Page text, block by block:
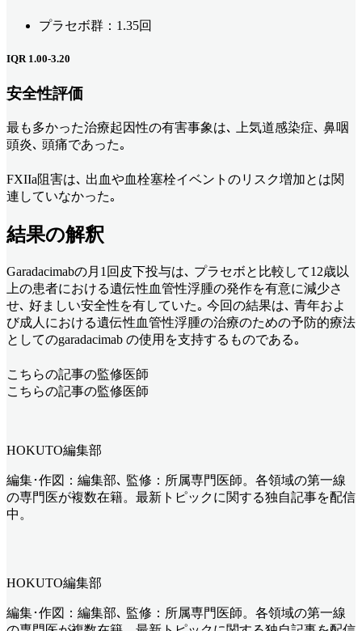
プラセボ群：1.35回
IQR 1.00-3.20
安全性評価
最も多かった治療起因性の有害事象は､ 上気道感染症､ 鼻咽
頭炎､ 頭痛であった｡
FXIIa阻害は､ 出血や血栓塞栓イベントのリスク増加とは関
連していなかった｡
結果の解釈
Garadacimabの月1回皮下投与は､ プラセボと比較して12歳以
上の患者における遺伝性血管性浮腫の発作を有意に減少さ
せ､ 好ましい安全性を有していた｡ 今回の結果は､ 青年およ
び成人における遺伝性血管性浮腫の治療のための予防的療法
としてのgaradacimab の使用を支持するものである｡
こちらの記事の監修医師
こちらの記事の監修医師
HOKUTO編集部
編集･作図：編集部､ 監修：所属専門医師。各領域の第一線
の専門医が複数在籍。最新トピックに関する独自記事を配信
中。
HOKUTO編集部
編集･作図：編集部､ 監修：所属専門医師。各領域の第一線